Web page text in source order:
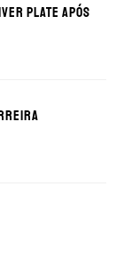
Plate após